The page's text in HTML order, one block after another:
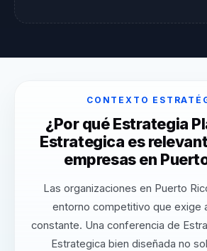
CONTEXTO
¿Por qué Estrategia
Estrategica es
empresas en
Las organizaciones en Puerto
entorno competitivo que exige
constante. Una conferencia de
Estrategica bien diseñada no